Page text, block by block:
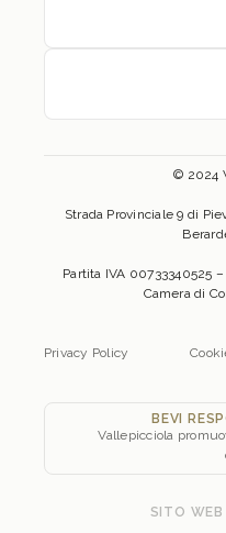
© 2024
Strada Provinciale 9 di
Partita IVA 00733340525
Camera di
Privacy Policy
BEVI
Vallepicciola
SITO WEB